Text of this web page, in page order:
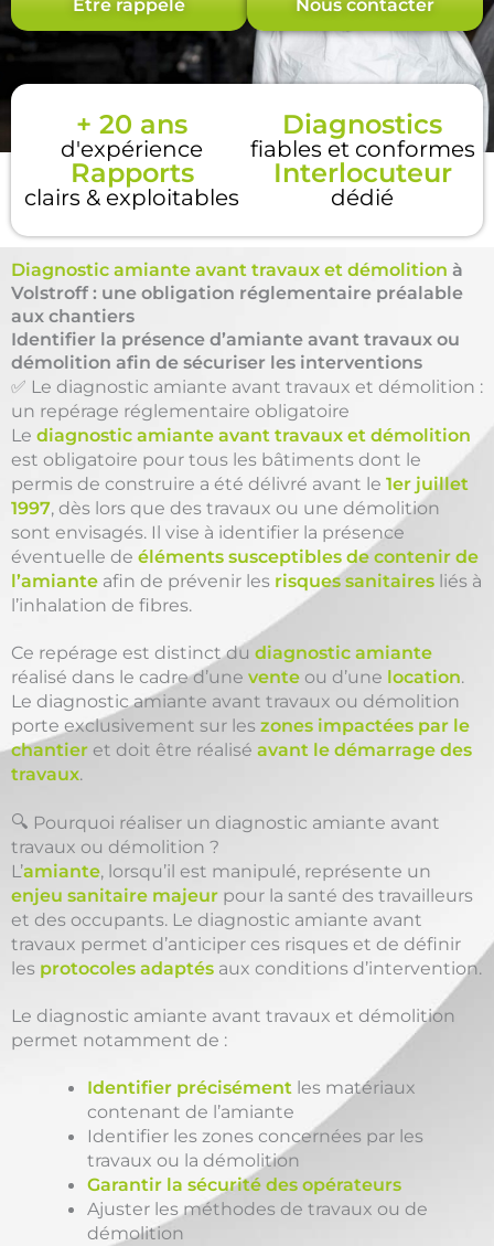
Être rappelé Nous contacter
+ 20 ans
d'expérience
Diagnostics
fiables et conformes
Rapports
clairs & exploitables
Interlocuteur
dédié
Diagnostic amiante avant travaux et démolition à
Volstroff : une obligation réglementaire préalable
aux chantiers
Identifier la présence d’amiante avant travaux ou
démolition afin de sécuriser les interventions
✅ Le diagnostic amiante avant travaux et démolition :
un repérage réglementaire obligatoire
Le diagnostic amiante avant travaux et démolition
est obligatoire pour tous les bâtiments dont le
permis de construire a été délivré avant le 1er juillet
1997, dès lors que des travaux ou une démolition
sont envisagés. Il vise à identifier la présence
éventuelle de éléments susceptibles de contenir de
l’amiante afin de prévenir les risques sanitaires liés à
l’inhalation de fibres.
Ce repérage est distinct du diagnostic amiante
réalisé dans le cadre d’une vente ou d’une location.
Le diagnostic amiante avant travaux ou démolition
porte exclusivement sur les zones impactées par le
chantier et doit être réalisé avant le démarrage des
travaux.
🔍 Pourquoi réaliser un diagnostic amiante avant
travaux ou démolition ?
L’amiante, lorsqu’il est manipulé, représente un
enjeu sanitaire majeur pour la santé des travailleurs
et des occupants. Le diagnostic amiante avant
travaux permet d’anticiper ces risques et de définir
les protocoles adaptés aux conditions d’intervention.
Le diagnostic amiante avant travaux et démolition
permet notamment de :
Identifier précisément les matériaux
contenant de l’amiante
Identifier les zones concernées par les
travaux ou la démolition
Garantir la sécurité des opérateurs
Ajuster les méthodes de travaux ou de
démolition